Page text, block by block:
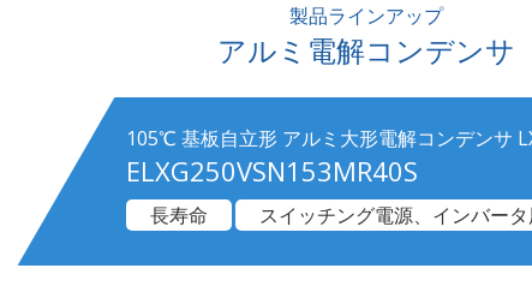
製品ラインアップ
アルミ電解コンデンサ
105℃ 基板自立形 アルミ大形電解コンデンサ
ELXG250VSN153MR40S
長寿命
スイッチング電源、インバー